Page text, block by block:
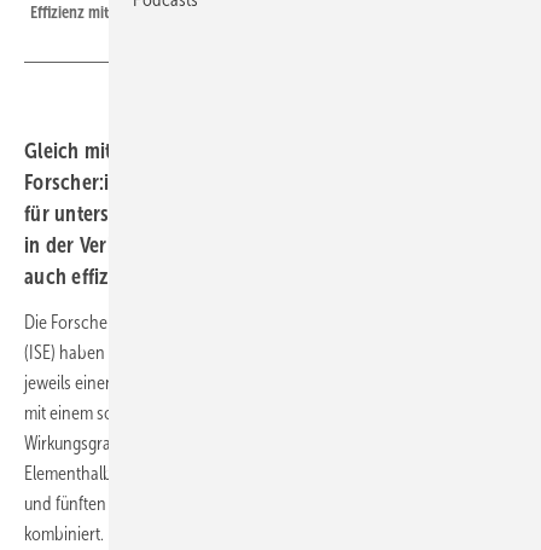
Effizienz mitgearbeitet.
Gleich mit zwei Tandemmodulen haben die
Forscher:innen aus Freiburg neue Wirkungsgradrekorde
für unterschiedliche Technologien aufgestellt. Sie sehen
in der Verbindung verschiedener Halbleiter den Weg,
auch effizientere Module in der Masse zu fertigen.
Die Forscher:innen des Fraunhofer-Instituts für Solare Energiesysteme
(ISE) haben mit gleich zwei unterschiedlichen Tandemmodulen
jeweils einen neuen Wirkungsgradrekord aufgestellt. So haben sie es
mit einem sogenannten III-V-Germanium-PV-Modul auf einen
Wirkungsgrad von 34,2 Prozent geschafft. Dabei wurde der
Elementhalbleiter Germanium mit Verbindungshalbleitern der dritten
und fünften Hauptgruppe des Periodensystems der Elemente
kombiniert.